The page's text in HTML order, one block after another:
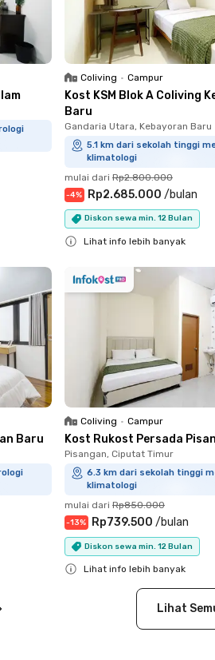
Coliving • Campur
Kost KSM Blok A Coliving
Baru
Gandaria Utara, Kebayoran Baru
5.1 km dari sekolah tinggi
klimatologi
mulai dari Rp2.800.000
-4% Rp2.685.000 /bulan
Diskon sewa min. 12 Bulan
Lihat info lebih banyak
Baru
Coliving • Campur
Kost Rukost Persada
Pisangan, Ciputat Timur
6.3 km dari sekolah tinggi
klimatologi
mulai dari Rp850.000
-13% Rp739.500 /bulan
Diskon sewa min. 12 Bulan
Lihat info lebih banyak
Lihat